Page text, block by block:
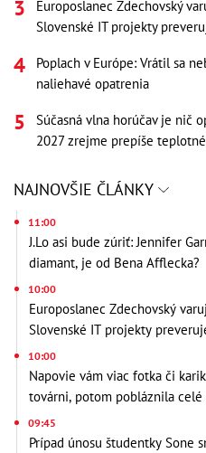
Europoslanec Zdechovský
Slovenské IT projekty
Poplach v Európe: Vrátil sa
naliehavé opatrenia
Súčasná vlna horúčav je nič
2027 zrejme prepíše
NAJNOVŠIE ČLÁNKY
11:00
J.Lo asi bude zúriť: Jennifer
diamant, je od Bena Afflecka?
10:00
Europoslanec Zdechovský
Slovenské IT projekty
10:00
Napovie vám viac fotka či
továrni, potom pobláznila celé
09:45
Prípad únosu študentky Sone